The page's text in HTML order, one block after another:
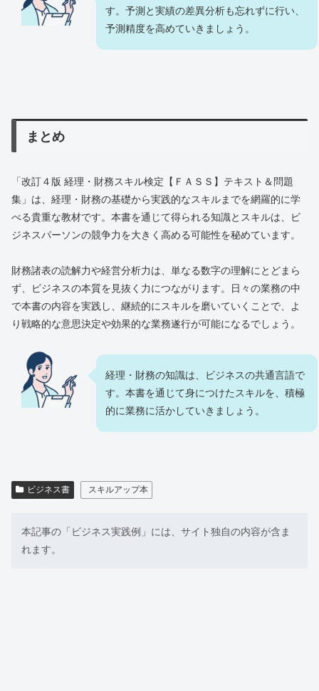
す。予測と実績の差異分析も忘れずに行い、
予測精度を高めていきましょう。
まとめ
「改訂４版 経理・財務スキル検定【ＦＡＳＳ】テキスト＆問題
集」は、経理・財務の基礎から実践的なスキルまでを網羅的に学
べる貴重な教材です。本書を通じて得られる知識とスキルは、ビ
ジネスパーソンの競争力を大きく高める可能性を秘めています。
財務諸表の読解力や経営分析力は、単なる数字の理解にとどまら
ず、ビジネスの本質を見抜く力につながります。日々の業務の中
で本書の内容を実践し、継続的にスキルを磨いていくことで、よ
り戦略的な意思決定や効果的な業務遂行が可能になるでしょう。
経理・財務の知識は、ビジネスの共通言語で
す。本書を通じて身につけたスキルを、積極
的に業務に活かしていきましょう。
ビジネス書 スキルアップ本
本記事の「ビジネス実践例」には、サイト独自の内容が含ま
れます。